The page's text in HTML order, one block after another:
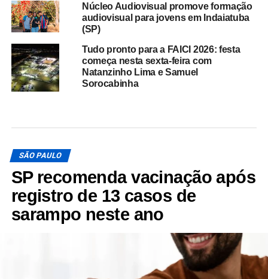
Núcleo Audiovisual promove formação
audiovisual para jovens em Indaiatuba
(SP)
Tudo pronto para a FAICI 2026: festa
começa nesta sexta-feira com
Natanzinho Lima e Samuel
Sorocabinha
SÃO PAULO
SP recomenda vacinação após
registro de 13 casos de
sarampo neste ano